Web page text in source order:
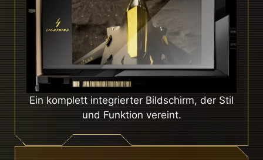
Ein komplett integrierter Bildschirm, der Stil
und Funktion vereint.